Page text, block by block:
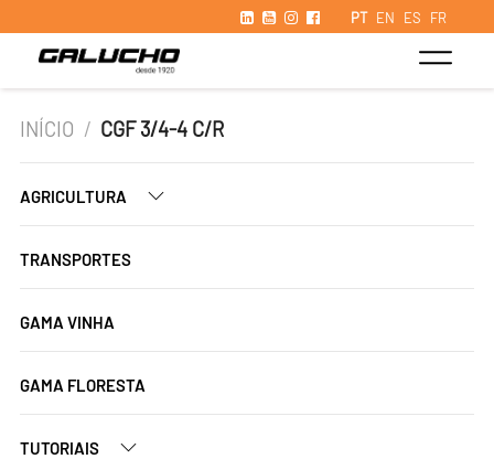
PT EN ES FR
INÍCIO / CGF 3/4-4 C/R
AGRICULTURA
TRANSPORTES
GAMA VINHA
GAMA FLORESTA
TUTORIAIS